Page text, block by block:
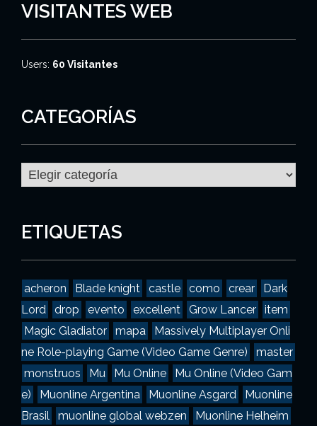
VISITANTES WEB
Users: 60 Visitantes
CATEGORÍAS
g
o
a
s
ETIQUETAS
acheron Blade knight castle como crear
Dark
Lord
drop evento excellent Grow Lancer
item
Magic Gladiator
mapa
Massively Multiplayer Onli
ne Role-playing Game (Video Game Genre)
master
monstruos
Mu Mu Online
Mu Online (Video Gam
e)
Muonline Argentina Muonline Asgard
Muonline
Brasil
muonline global webzen Muonline Helheim